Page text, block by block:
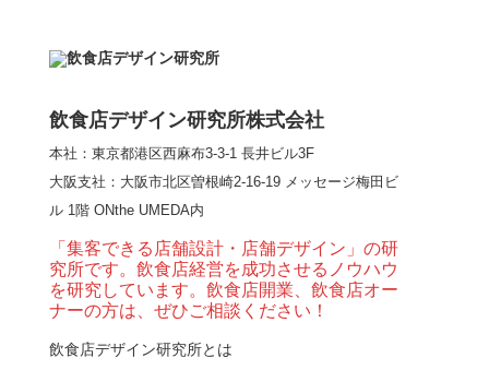
【熊の鳥焼き】囲炉裏
とライブ感を両立した
和モダン串揚げ店。
「…
【Queux Norme（クゥ
ノルム）】女子会にお
薦めな&…
飲食店デザイン研究所株式会社
本社：東京都港区西麻布3-3-1 長井ビル3F
大阪支社 ：大阪市北区曽根崎2-16-19 メッセージ梅田ビ
ル 1階 ONthe UMEDA内
「集客できる店舗設計・店舗デザイン」の研
究所です。飲食店経営を成功させるノウハウ
を研究しています。飲食店開業、飲食店オー
ナーの方は、ぜひご相談ください！
飲食店デザイン研究所とは